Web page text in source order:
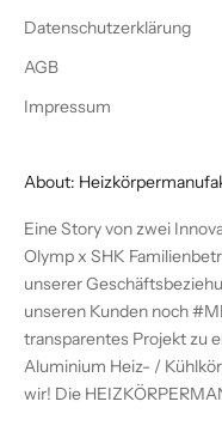
Datenschutzerklärung
AGB
Impressum
About:
Eine Story von zwei
Olymp x SHK
unserer
unseren Kunden noch
transparentes Projekt zu
Aluminium Heiz- /
wir! Die